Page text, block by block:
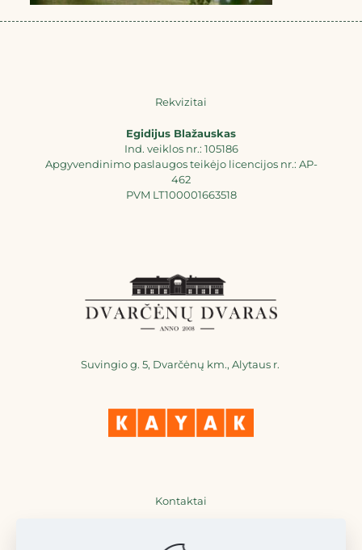
Rekvizitai
Egidijus Blažauskas
Ind. veiklos nr.: 105186
Apgyvendinimo paslaugos teikėjo licencijos nr.: AP-
462
PVM LT100001663518
Suvingio g. 5, Dvarčėnų km., Alytaus r.
Kontaktai
+370 698 77711